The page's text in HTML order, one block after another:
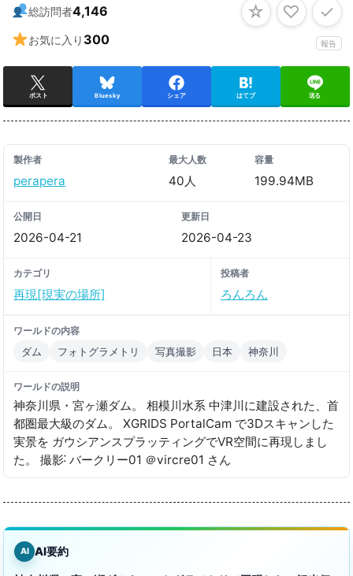
総訪問者4,146
お気に入り 300 報告
☆ ♡ ✓
ポスト Bluesky シェア はてブ 送る
製作者
perapera
最大人数
40人
容量
199.94MB
公開日
2026-04-21
更新日
2026-04-23
カテゴリ
再現[現実の場所]
投稿者
ろんろん
ワールドの内容
ダム フォトグラメトリ 写真撮影 日本 神奈川
ワールドの説明
神奈川県・宮ヶ瀬ダム。 相模川水系 中津川に建設された、首
都圏最大級のダム。 XGRIDS PortalCam で3Dスキャンした
実景を ガウシアンスプラッティングでVR空間に再現しまし
た。 撮影˸ バークリー01 ＠vircre01 さん
AI AI要約